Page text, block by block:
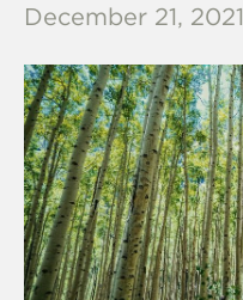
December 21, 2021